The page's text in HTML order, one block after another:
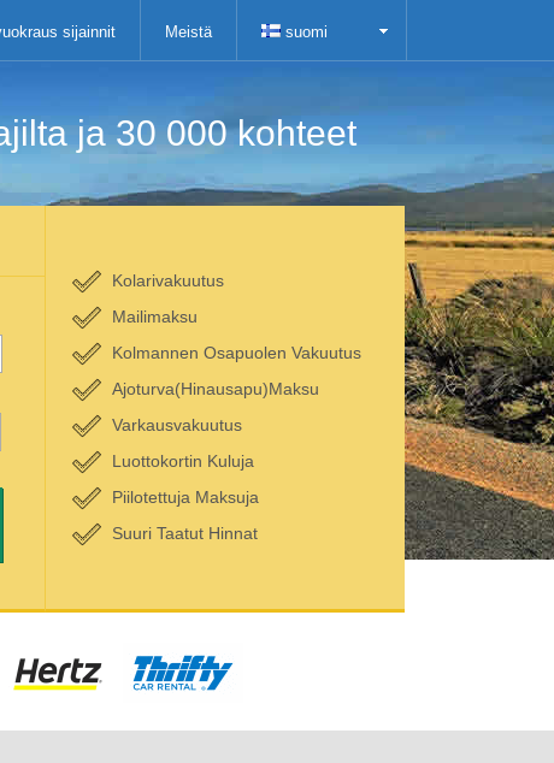
sijainnit Meistä suomi
ja 30 000 kohteet
Kolarivakuutus
Mailimaksu
Kolmannen Osapuolen Vakuutus
Ajoturva(Hinausapu)Maksu
Varkausvakuutus
Luottokortin Kuluja
Piilotettuja Maksuja
Suuri Taatut Hinnat